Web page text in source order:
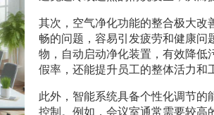
其次，空气净化功能的整合极大改
畅的问题，容易引发疲劳和健康问
物，自动启动净化装置，有效降低
假率，还能提升员工的整体活力和
此外，智能系统具备个性化调节
控制。例如，会议室通常需要较高